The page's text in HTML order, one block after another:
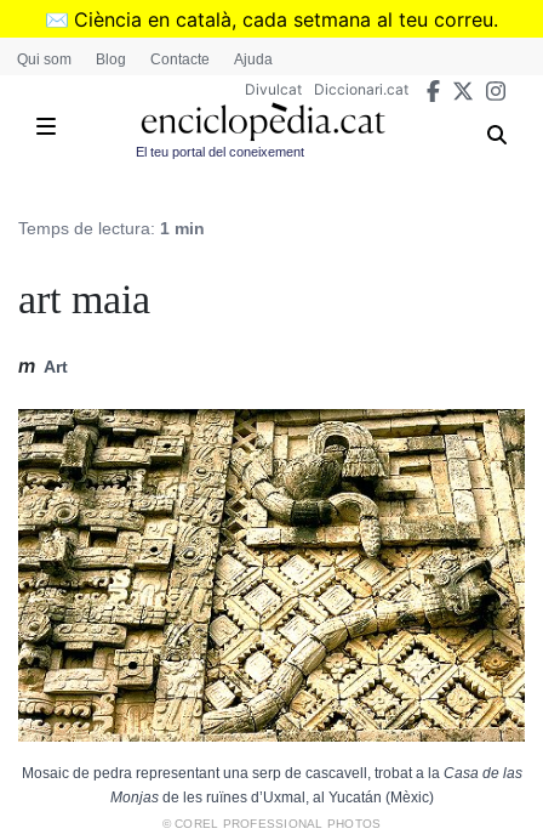
Vés
✉️ Ciència en català, cada setmana al teu correu.
➜Subscriu-te al butlletí de Divulcat
Qui som Blog Contacte Ajuda
Divulcat Diccionari.cat
El teu portal del coneixement
Temps de lectura: 1 min
art maia
m Art
Mosaic de pedra representant una serp de cascavell, trobat a la Casa de las
Monjasde les ruïnes d’Uxmal, al Yucatán (Mèxic)
© COREL PROFESSIONAL PHOTOS